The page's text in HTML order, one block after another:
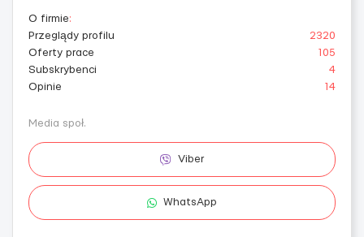
O firmie:
Przeglądy profilu
2320
Oferty prace
105
Subskrybenci
4
Opinie
14
Media społ.
Viber
WhatsApp